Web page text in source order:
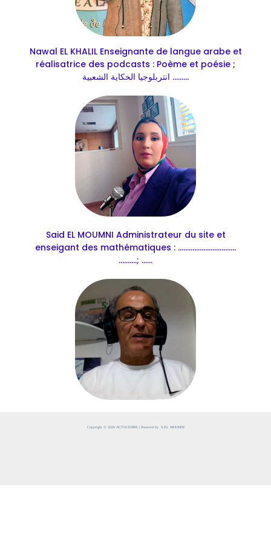
Nawal EL KHALIL Enseignante de langue arabe et
réalisatrice des podcasts : Poème et poésie ;
انتربلوجيا الحكاية الشعبية .........
Said EL MOUMNI Administrateur du site et
enseigant des mathématiques : ................................
..........; ......
Copyright © 2026 ACTUCEDRE | Powered by S.EL MOUMNI